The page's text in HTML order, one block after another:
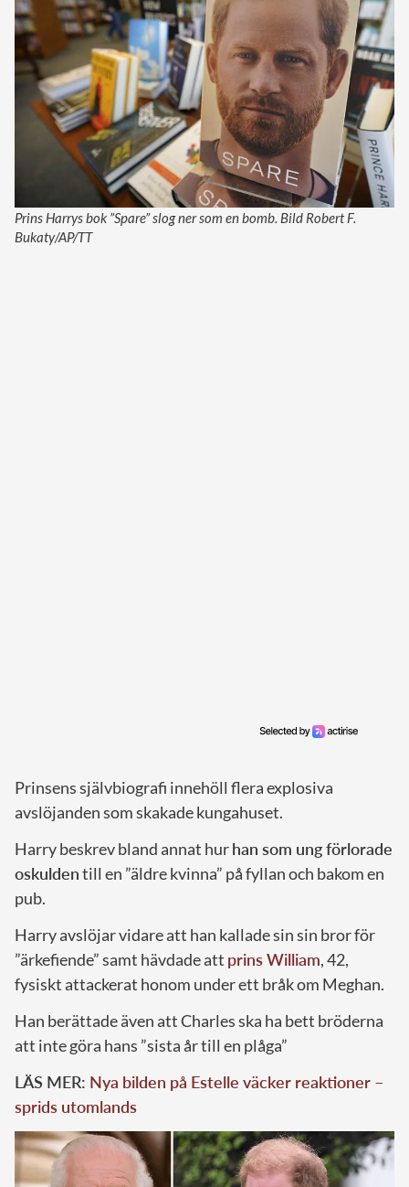
Prins Harrys bok ”Spare” slog ner som en bomb. Bild Robert F.
Bukaty/AP/TT
Prinsens självbiografi innehöll flera explosiva
avslöjanden som skakade kungahuset.
Harry beskrev bland annat hurhan som ung förlorade
oskuldentill en ”äldre kvinna” på fyllan och bakom en
pub.
Harry avslöjar vidare att han kallade sin sin bror för
”ärkefiende” samt hävdade att prins William, 42,
fysiskt attackerat honom under ett bråk om Meghan.
Han berättade även att Charles ska ha bett bröderna
att inte göra hans ”sista år till en plåga”
LÄS MER: Nya bilden på Estelle väcker reaktioner –
sprids utomlands